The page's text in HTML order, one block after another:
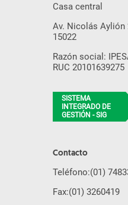
Casa central
Av. Nicolás Aylión
15022
Razón social:
RUC 20101639275
SISTEMA
INTEGRADO DE
GESTIÓN - SIG
Contacto
Teléfono:(01)
Fax:(01) 3260419